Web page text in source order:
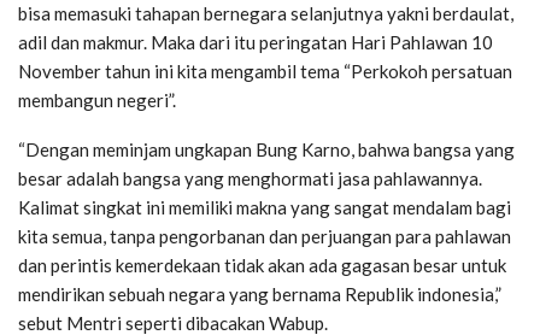
bisa memasuki tahapan bernegara selanjutnya yakni berdaulat,
adil dan makmur. Maka dari itu peringatan Hari Pahlawan 10
November tahun ini kita mengambil tema “Perkokoh persatuan
membangun negeri”.
“Dengan meminjam ungkapan Bung Karno, bahwa bangsa yang
besar adalah bangsa yang menghormati jasa pahlawannya.
Kalimat singkat ini memiliki makna yang sangat mendalam bagi
kita semua, tanpa pengorbanan dan perjuangan para pahlawan
dan perintis kemerdekaan tidak akan ada gagasan besar untuk
mendirikan sebuah negara yang bernama Republik indonesia,”
sebut Mentri seperti dibacakan Wabup.